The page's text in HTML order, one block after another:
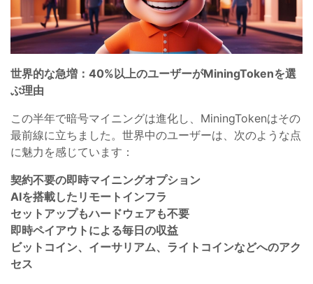
世界的な急増：40%以上のユーザーがMiningTokenを選
ぶ理由
この半年で暗号マイニングは進化し、MiningTokenはその
最前線に立ちました。世界中のユーザーは、次のような点
に魅力を感じています：
契約不要の即時マイニングオプション
AIを搭載したリモートインフラ
セットアップもハードウェアも不要
即時ペイアウトによる毎日の収益
ビットコイン、イーサリアム、ライトコインなどへのアク
セス